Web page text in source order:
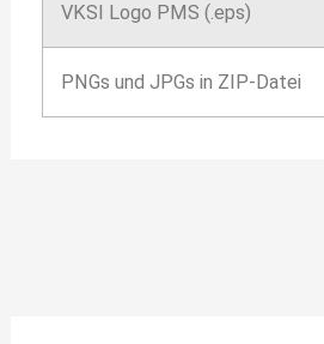
VKSI Logo PMS (.eps)
PNGs und JPGs in ZIP-Datei